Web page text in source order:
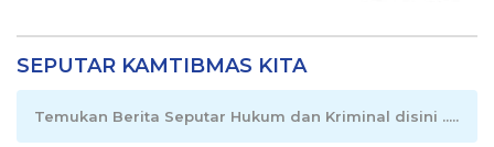
SEPUTAR KAMTIBMAS KITA
Temukan Berita Seputar Hukum dan Kriminal disini .....